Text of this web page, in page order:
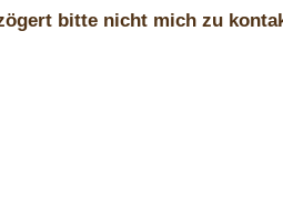
bitte nicht mich zu